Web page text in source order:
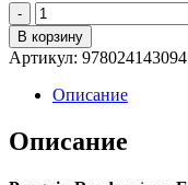
Quantity
В корзину
Артикул:
Описание
Описание